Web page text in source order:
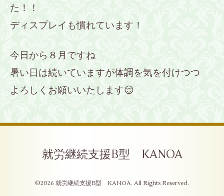
た！！
ディスプレイも慣れています！
今日から８月ですね
暑い日は続いていますが体調を気を付けつつ
よろしくお願いいたします😌
就労継続支援B型 KANOA
©2026 就労継続支援B型 KANOA. All Rights Reserved.